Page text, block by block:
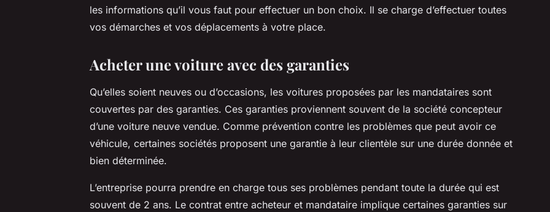
les informations qu’il vous faut pour effectuer un bon choix. Il se charge d’effectuer toutes
vos démarches et vos déplacements à votre place.
Acheter une voiture avec des garanties
Qu’elles soient neuves ou d’occasions, les voitures proposées par les mandataires sont
couvertes par des garanties. Ces garanties proviennent souvent de la société concepteur
d’une voiture neuve vendue. Comme prévention contre les problèmes que peut avoir ce
véhicule, certaines sociétés proposent une garantie à leur clientèle sur une durée donnée et
bien déterminée.
L’entreprise pourra prendre en charge tous ses problèmes pendant toute la durée qui est
souvent de 2 ans. Le contrat entre acheteur et mandataire implique certaines garanties sur